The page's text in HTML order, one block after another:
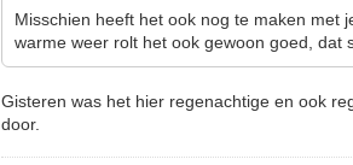
Misschien heeft het ook nog te maken met
warme weer rolt het ook gewoon goed, dat
Gisteren was het hier regenachtige en ook
door.